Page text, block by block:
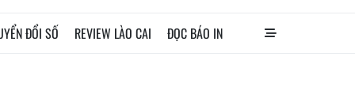
ĐỔI SỐ REVIEW LÀO CAI ĐỌC BÁO IN